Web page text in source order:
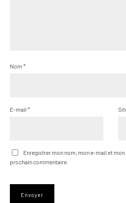
Nom *
E-mail *
Enregistrer mon nom, mon e-mail et
prochain commentaire.